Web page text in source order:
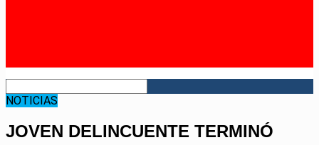
NOTICIAS
JOVEN DELINCUENTE TERMINÓ